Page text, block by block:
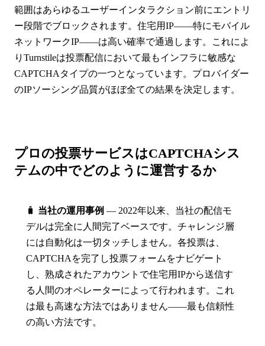
範囲はあらゆるユーザーインタラクション前にエントリ
ー段階でブロックされます。住宅用IP——特にモバイル
ネットワークIP——は高い確率で通過します。これによ
りTurnstileは投票配信において最もインフラに敏感な
CAPTCHAタイプの一つとなっています。プロバイダー
のIPソーシング品質がほぼ全ての結果を決定します。
プロの投票サービスはCAPTCHAシス
テムの中でどのように運営するか
🧳 当社の運用事例 — 2022年以来、当社の配信モ
デルは完全に人間完了ベースです。チャレンジ層
には自動化は一切タッチしません。各投票は、
CAPTCHAを完了し投票フォームをナビゲート
し、熟成されたアカウントで住宅用IPから送信す
る人間のオペレーターによって行われます。これ
は最も高速な方法ではありません——最も信頼性
の高い方法です。